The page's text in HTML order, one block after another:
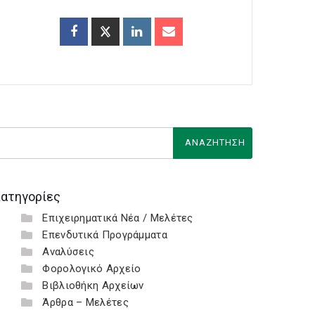
Επιχειρηματικά Νέα / Μελέτες
Επενδυτικά Προγράμματα
Αναλύσεις
Φορολογικό Αρχείο
Βιβλιοθήκη Αρχείων
Άρθρα – Μελέτες